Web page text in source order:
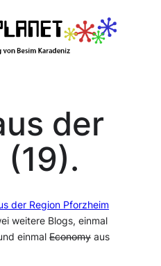
der
(19).
der Region Pforzheim
weitere Blogs, einmal
einmalEconomy aus